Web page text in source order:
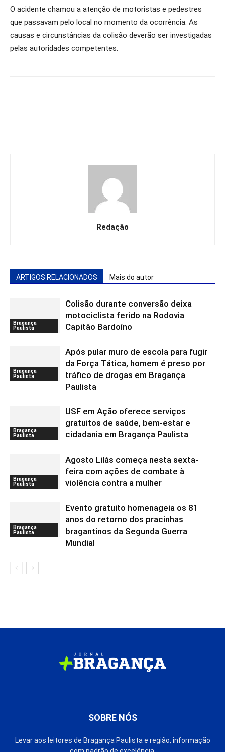
O acidente chamou a atenção de motoristas e pedestres
que passavam pelo local no momento da ocorrência. As
causas e circunstâncias da colisão deverão ser investigadas
pelas autoridades competentes.
Redação
ARTIGOS RELACIONADOS Mais do autor
Bragança
Paulista
Colisão durante conversão deixa
motociclista ferido na Rodovia
Capitão Bardoíno
Bragança
Paulista
Após pular muro de escola para fugir
da Força Tática, homem é preso por
tráfico de drogas em Bragança
Paulista
Bragança
Paulista
USF em Ação oferece serviços
gratuitos de saúde, bem-estar e
cidadania em Bragança Paulista
Bragança
Paulista
Agosto Lilás começa nesta sexta-
feira com ações de combate à
violência contra a mulher
Bragança
Paulista
Evento gratuito homenageia os 81
anos do retorno dos pracinhas
bragantinos da Segunda Guerra
Mundial
SOBRE NÓS
Levar aos leitores de Bragança Paulista e região, informação